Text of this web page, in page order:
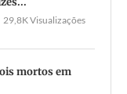
29,8K Visualizações
mortos em